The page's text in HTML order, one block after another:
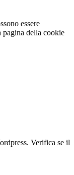
essere
pagina della cookie
Verifica se il